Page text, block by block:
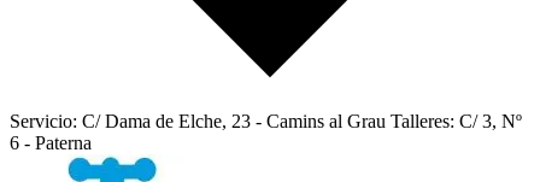
Servicio: C/ Dama de Elche, 23 - Camins al Grau Talleres: C/ 3, Nº
6 - Paterna